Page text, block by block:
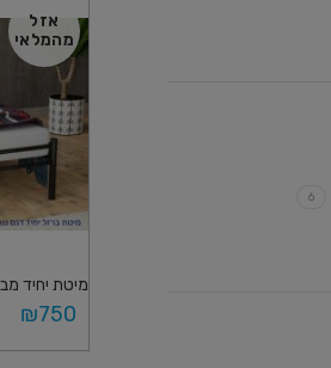
6
אזל
מהמלאי
מיטת יחיד
₪750
בחר